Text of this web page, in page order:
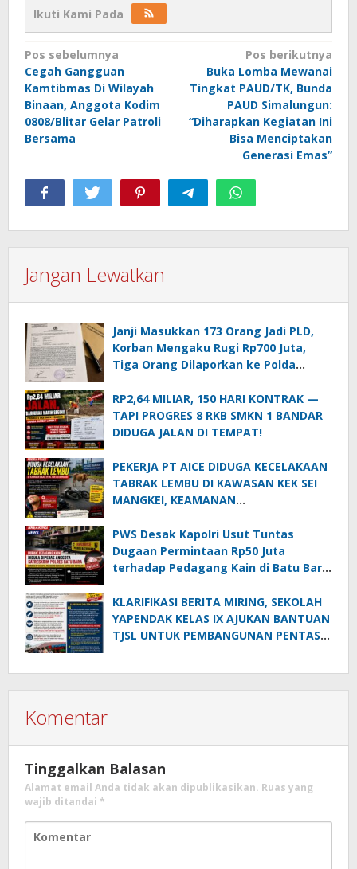
Ikuti Kami Pada
Navigasi
pos
Pos sebelumnya
Cegah Gangguan
Kamtibmas Di Wilayah
Binaan, Anggota Kodim
0808/Blitar Gelar Patroli
Bersama
Pos berikutnya
Buka Lomba Mewanai
Tingkat PAUD/TK, Bunda
PAUD Simalungun:
“Diharapkan Kegiatan Ini
Bisa Menciptakan
Generasi Emas”
Jangan Lewatkan
Janji Masukkan 173 Orang Jadi PLD,
Korban Mengaku Rugi Rp700 Juta,
Tiga Orang Dilaporkan ke Polda
RP2,64 MILIAR, 150 HARI KONTRAK —
TAPI PROGRES 8 RKB SMKN 1 BANDAR
DIDUGA JALAN DI TEMPAT!
PEKERJA PT AICE DIDUGA KECELAKAAN
TABRAK LEMBU DI KAWASAN KEK SEI
MANGKEI, KEAMANAN
PWS Desak Kapolri Usut Tuntas
Dugaan Permintaan Rp50 Juta
terhadap Pedagang Kain di Batu Bara:
PTDH
KLARIFIKASI BERITA MIRING, SEKOLAH
YAPENDAK KELAS IX AJUKAN BANTUAN
TJSL UNTUK PEMBANGUNAN PENTAS
Komentar
Tinggalkan Balasan
Alamat email Anda tidak akan dipublikasikan. Ruas yang
wajib ditandai *